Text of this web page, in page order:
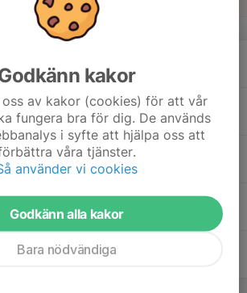
v.34
kakor
oss av kakor (cookies) för att vår
fungera bra för dig. De används
i syfte att hjälpa oss att
våra tjänster.
använder vi cookies
Godkänn alla kakor
Bara nödvändiga